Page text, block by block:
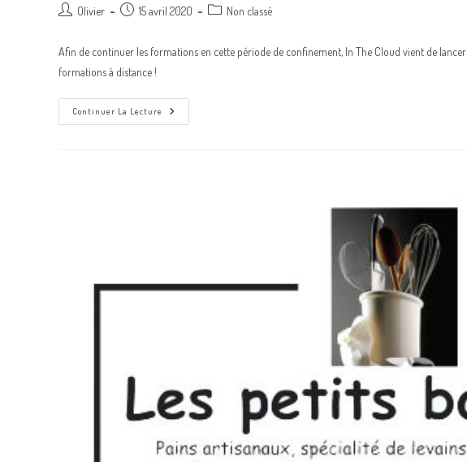
Olivier 15 avril 2020 Non classé
Afin de continuer les formations en cette période de confinement, In The Cloud vient de
formations à distance !
Continuer La Lecture